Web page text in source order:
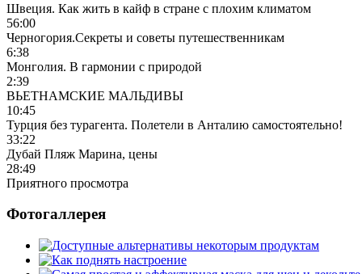
Швеция. Как жить в кайф в стране с плохим климатом
56:00
Черногория.Секреты и советы путешественникам
6:38
Монголия. В гармонии с природой
2:39
ВЬЕТНАМСКИЕ МАЛЬДИВЫ
10:45
Турция без турагента. Полетели в Анталию самостоятельно!
33:22
Дубай Пляж Марина, цены
28:49
Приятного просмотра
Фотогаллерея